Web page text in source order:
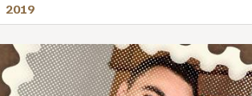
2019